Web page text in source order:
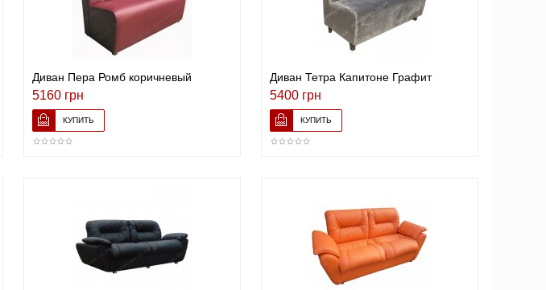
Диван Пера Ромб коричневый
5160 грн
Диван Тетра Капитоне Графит
5400 грн